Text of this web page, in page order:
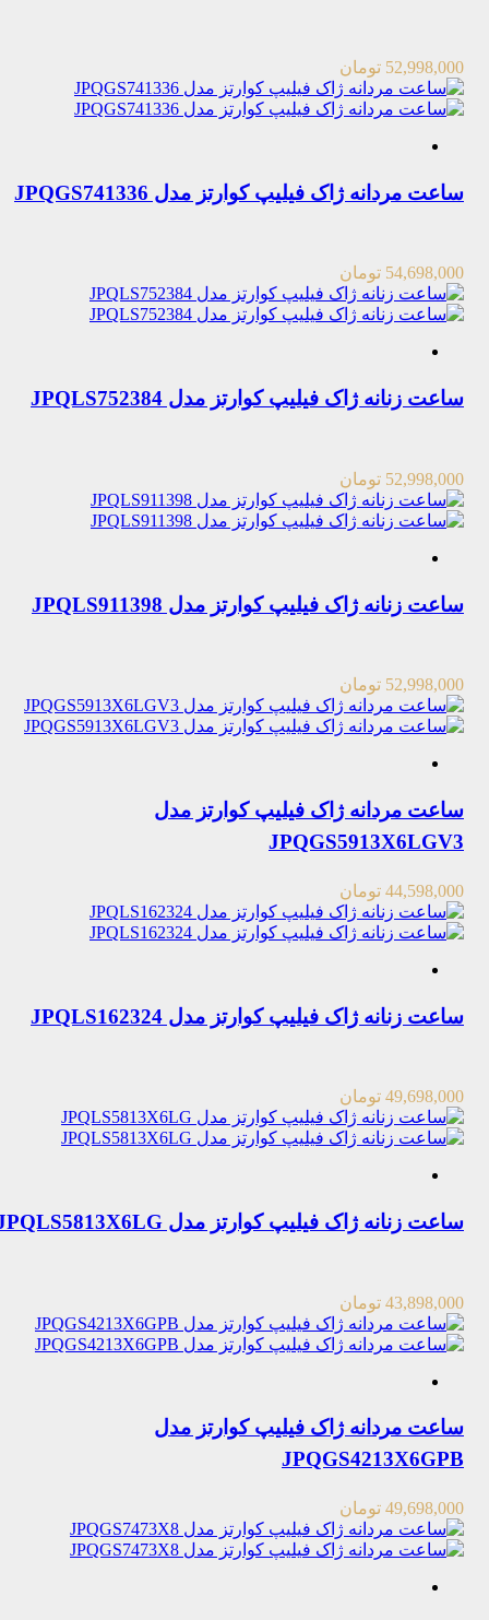
52,998,000 تومان
ساعت مردانه ژاک فیلیپ کوارتز مدل JPQGS741336
54,698,000 تومان
ساعت زنانه ژاک فیلیپ کوارتز مدل JPQLS752384
52,998,000 تومان
ساعت زنانه ژاک فیلیپ کوارتز مدل JPQLS911398
52,998,000 تومان
ساعت مردانه ژاک فیلیپ کوارتز مدل
JPQGS5913X6LGV3
44,598,000 تومان
ساعت زنانه ژاک فیلیپ کوارتز مدل JPQLS162324
49,698,000 تومان
ساعت زنانه ژاک فیلیپ کوارتز مدل JPQLS5813X6LG
43,898,000 تومان
ساعت مردانه ژاک فیلیپ کوارتز مدل
JPQGS4213X6GPB
49,698,000 تومان